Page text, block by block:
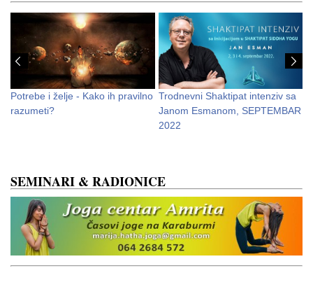
Potrebe i želje - Kako ih pravilno
razumeti?
Trodnevni Shaktipat intenziv sa
Janom Esmanom, SEPTEMBAR
2022
SEMINARI & RADIONICE